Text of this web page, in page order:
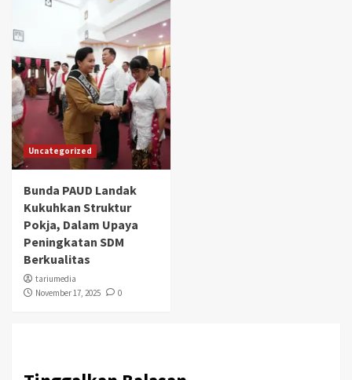
Uncategorized
Bunda PAUD Landak
Kukuhkan Struktur
Pokja, Dalam Upaya
Peningkatan SDM
Berkualitas
tariumedia
November 17, 2025
0